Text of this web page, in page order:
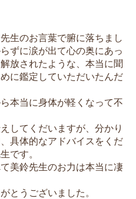
生のお言葉で腑に落ちまし
ずに涙が出て心の奥にあっ
放されたような、本当に聞
に鑑定していただいたんだ
本当に身体が軽くなって不
してくだいますが、分かり
具体的なアドバイスをくだ
です。
美鈴先生のお力は本当に凄
とうございました。